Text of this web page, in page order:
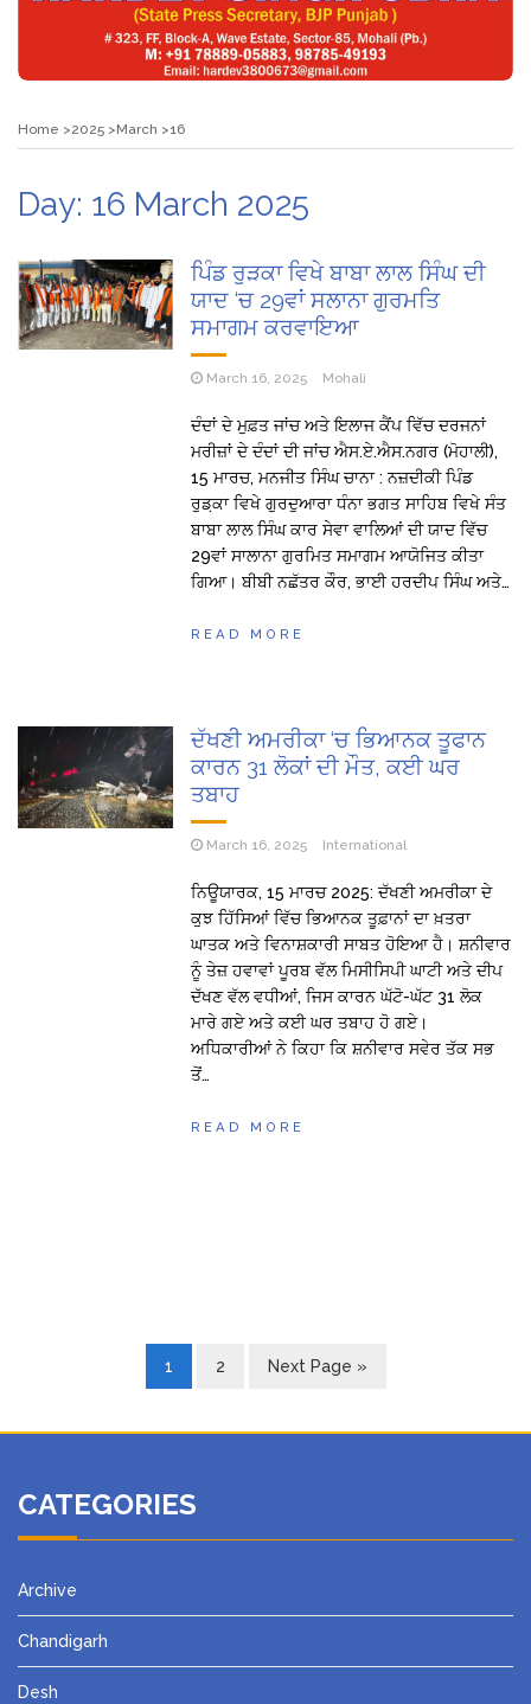
Home 2025 March 16
Day: 16 March 2025
ਪਿੰਡ ਰੁੜਕਾ ਵਿਖੇ ਬਾਬਾ ਲਾਲ ਸਿੰਘ ਦੀ
ਯਾਦ ‘ਚ 29ਵਾਂ ਸਲਾਨਾ ਗੁਰਮਤਿ
ਸਮਾਗਮ ਕਰਵਾਇਆ
March 16, 2025 Mohali
ਦੰਦਾਂ ਦੇ ਮੁਫ਼ਤ ਜਾਂਚ ਅਤੇ ਇਲਾਜ ਕੈਂਪ ਵਿੱਚ ਦਰਜਨਾਂ
ਮਰੀਜ਼ਾਂ ਦੇ ਦੰਦਾਂ ਦੀ ਜਾਂਚ ਐਸ.ਏ.ਐਸ.ਨਗਰ (ਮੋਹਾਲੀ),
15 ਮਾਰਚ, ਮਨਜੀਤ ਸਿੰਘ ਚਾਨਾ : ਨਜ਼ਦੀਕੀ ਪਿੰਡ
ਰੁਡ਼ਕਾ ਵਿਖੇ ਗੁਰਦੁਆਰਾ ਧੰਨਾ ਭਗਤ ਸਾਹਿਬ ਵਿਖੇ ਸੰਤ
ਬਾਬਾ ਲਾਲ ਸਿੰਘ ਕਾਰ ਸੇਵਾ ਵਾਲਿਆਂ ਦੀ ਯਾਦ ਵਿੱਚ
29ਵਾਂ ਸਾਲਾਨਾ ਗੁਰਮਿਤ ਸਮਾਗਮ ਆਯੋਜਿਤ ਕੀਤਾ
ਗਿਆ। ਬੀਬੀ ਨਛੱਤਰ ਕੌਰ, ਭਾਈ ਹਰਦੀਪ ਸਿੰਘ ਅਤੇ…
READ MORE
ਦੱਖਣੀ ਅਮਰੀਕਾ ‘ਚ ਭਿਆਨਕ ਤੂਫਾਨ
ਕਾਰਨ 31 ਲੋਕਾਂ ਦੀ ਮੌਤ, ਕਈ ਘਰ
ਤਬਾਹ
March 16, 2025 International
ਨਿਊਯਾਰਕ, 15 ਮਾਰਚ 2025: ਦੱਖਣੀ ਅਮਰੀਕਾ ਦੇ
ਕੁਝ ਹਿੱਸਿਆਂ ਵਿੱਚ ਭਿਆਨਕ ਤੂਫ਼ਾਨਾਂ ਦਾ ਖ਼ਤਰਾ
ਘਾਤਕ ਅਤੇ ਵਿਨਾਸ਼ਕਾਰੀ ਸਾਬਤ ਹੋਇਆ ਹੈ। ਸ਼ਨੀਵਾਰ
ਨੂੰ ਤੇਜ਼ ਹਵਾਵਾਂ ਪੂਰਬ ਵੱਲ ਮਿਸੀਸਿਪੀ ਘਾਟੀ ਅਤੇ ਦੀਪ
ਦੱਖਣ ਵੱਲ ਵਧੀਆਂ, ਜਿਸ ਕਾਰਨ ਘੱਟੋ-ਘੱਟ 31 ਲੋਕ
ਮਾਰੇ ਗਏ ਅਤੇ ਕਈ ਘਰ ਤਬਾਹ ਹੋ ਗਏ।
ਅਧਿਕਾਰੀਆਂ ਨੇ ਕਿਹਾ ਕਿ ਸ਼ਨੀਵਾਰ ਸਵੇਰ ਤੱਕ ਸਭ
ਤੋਂ…
READ MORE
1 2 Next Page »
CATEGORIES
Archive
Chandigarh
Desh